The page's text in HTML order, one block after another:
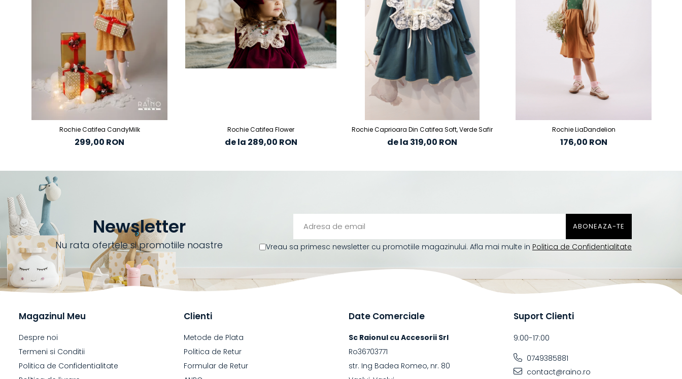
Rochie Catifea CandyMilk
299,00 RON
Rochie Catifea Flower
de la 289,00 RON
Rochie Caprioara Din Catifea Soft, Verde Safir
de la 319,00 RON
Rochie LiaDandelion
176,00 RON
Newsletter
Nu rata ofertele si promotiile noastre Vreau sa primesc newsletter cu promotiile magazinului. Afla mai multe in Politica de Confidentialitate
Magazinul Meu
Despre noi
Termeni si Conditii
Politica de Confidentialitate
Clienti
Metode de Plata
Politica de Retur
Formular de Retur
Date Comerciale
Sc Raionul cu Accesorii Srl
Ro36703771
str. Ing Badea Romeo, nr. 80
Suport Clienti
9:00-17:00
0749385881
contact@raino.ro